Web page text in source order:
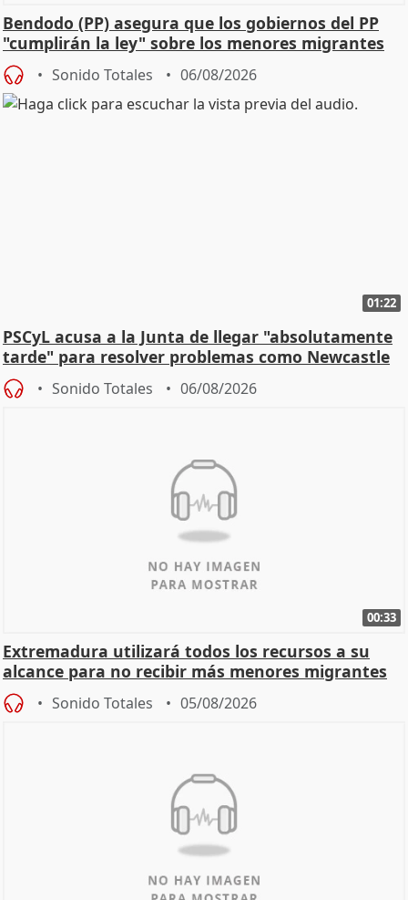
Bendodo (PP) asegura que los gobiernos del PP
"cumplirán la ley" sobre los menores migrantes
Sonido Totales 06/08/2026
01:22
PSCyL acusa a la Junta de llegar "absolutamente
tarde" para resolver problemas como Newcastle
Sonido Totales 06/08/2026
00:33
Extremadura utilizará todos los recursos a su
alcance para no recibir más menores migrantes
Sonido Totales 05/08/2026